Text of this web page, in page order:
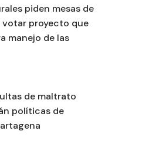
piden mesas de
proyecto que
manejo de las
de maltrato
políticas de